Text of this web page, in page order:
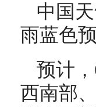
中国
雨蓝色
预计
西南部